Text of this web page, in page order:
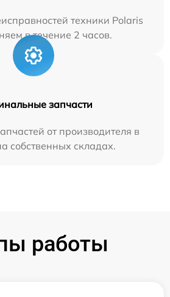
техники Polaris
в течение 2 часов.
запчасти
от производителя в
собственных складах.
работы